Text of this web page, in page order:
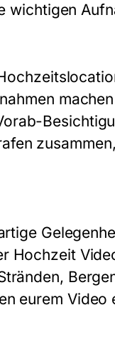
wichtigen
Hochzeit
eurem